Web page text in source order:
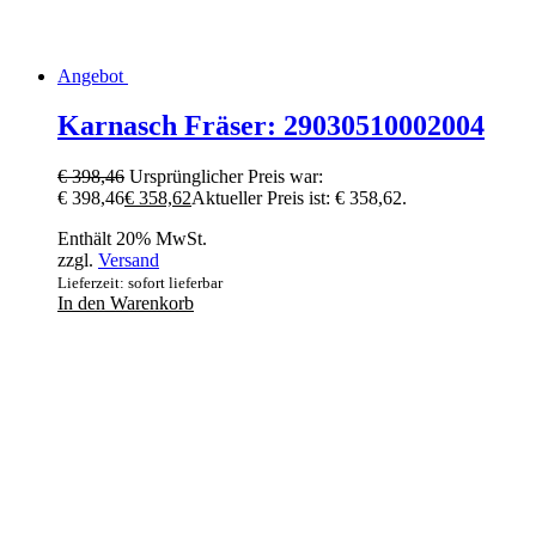
Angebot
Karnasch Fräser: 29030510002004
€398,46 Ursprünglicher Preis war:
€ 398,46€ 358,62Aktueller Preis ist: € 358,62.
Enthält 20% MwSt.
zzgl. Versand
Lieferzeit: sofort lieferbar
In den Warenkorb